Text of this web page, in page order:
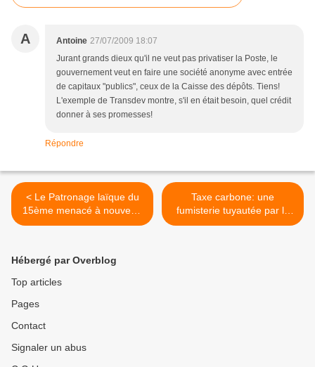
A Antoine 27/07/2009 18:07
Jurant grands dieux qu'il ne veut pas privatiser la Poste, le
gouvernement veut en faire une société anonyme avec entrée
de capitaux "publics", ceux de la Caisse des dépôts. Tiens!
L'exemple de Transdev montre, s'il en était besoin, quel crédit
donner à ses promesses!
Répondre
< Le Patronage laïque du
15ème menacé à nouveau
par la municipalité de Paris
Taxe carbone: une
fumisterie tuyautée par le
Medef ! >
Hébergé par Overblog
Top articles
Pages
Contact
Signaler un abus